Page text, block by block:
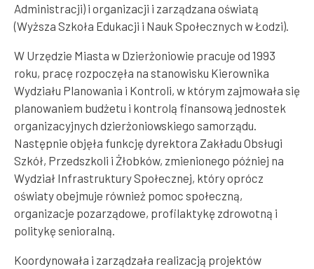
Administracji) i organizacji i zarządzana oświatą
(Wyższa Szkoła Edukacji i Nauk Społecznych w Łodzi).
W Urzędzie Miasta w Dzierżoniowie pracuje od 1993
roku, pracę rozpoczęła na stanowisku Kierownika
Wydziału Planowania i Kontroli, w którym zajmowała się
planowaniem budżetu i kontrolą finansową jednostek
organizacyjnych dzierżoniowskiego samorządu.
Następnie objęła funkcję dyrektora Zakładu Obsługi
Szkół, Przedszkoli i Żłobków, zmienionego później na
Wydział Infrastruktury Społecznej, który oprócz
oświaty obejmuje również pomoc społeczną,
organizacje pozarządowe, profilaktykę zdrowotną i
politykę senioralną.
Koordynowała i zarządzała realizacją projektów